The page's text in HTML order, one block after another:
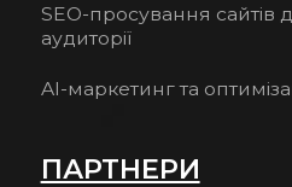
SEO-просування сайтів
аудиторії
AI-маркетинг та
ПАРТНЕРИ